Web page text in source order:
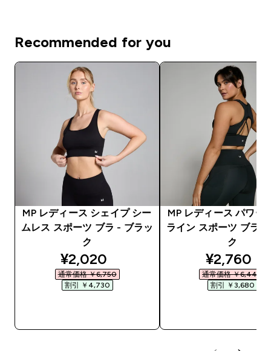
Recommended for you
MP レディース シェイプ シー
ムレス スポーツ ブラ - ブラッ
ク
discounted price
¥2,020‎
通常価格 ￥6,750‎
割引 ￥4,730‎
MP レディース パワー
ライン スポーツ ブラ -
ク
¥2,760‎
通常価格 ￥6,440‎
割引 ￥3,680‎